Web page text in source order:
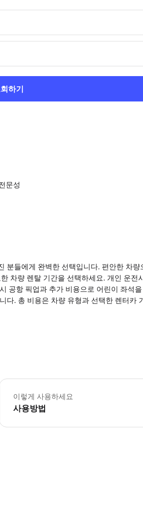
하기
문성
분들에게 완벽한 선택입니다. 편안한 차량
차량 렌탈 기간을 선택하세요. 개인 운전
공항 픽업과 추가 비용으로 어린이 좌석
다. 총 비용은 차량 유형과 선택한 렌터카
제선 터미널의 미팅 장소는 2번 출구에 있습니
이렇게 사용하세요
사용방법